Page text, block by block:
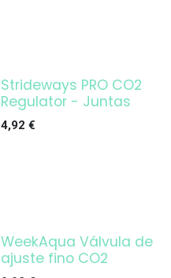
Strideways PRO CO2
Regulator - Juntas
4,92 €
WeekAqua Válvula de
ajuste fino CO2